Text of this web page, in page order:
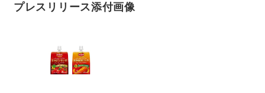
プレスリリース添付画像